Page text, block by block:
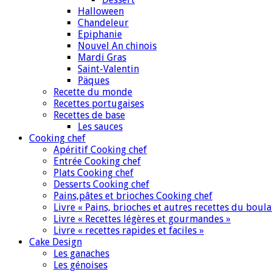
Halloween
Chandeleur
Epiphanie
Nouvel An chinois
Mardi Gras
Saint-Valentin
Päques
Recette du monde
Recettes portugaises
Recettes de base
Les sauces
Cooking chef
Apéritif Cooking chef
Entrée Cooking chef
Plats Cooking chef
Desserts Cooking chef
Pains,pâtes et brioches Cooking chef
Livre « Pains, brioches et autres recettes du
Livre « Recettes légères et gourmandes »
Livre « recettes rapides et faciles »
Cake Design
Les ganaches
Les génoises